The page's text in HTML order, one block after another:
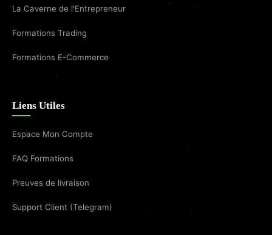
La Caverne de l'Entrepreneur
Formations Trading
Formations E-Commerce
Liens Utiles
Espace Mon Compte
FAQ Formations
Preuves de livraison
Support Client (Telegram)